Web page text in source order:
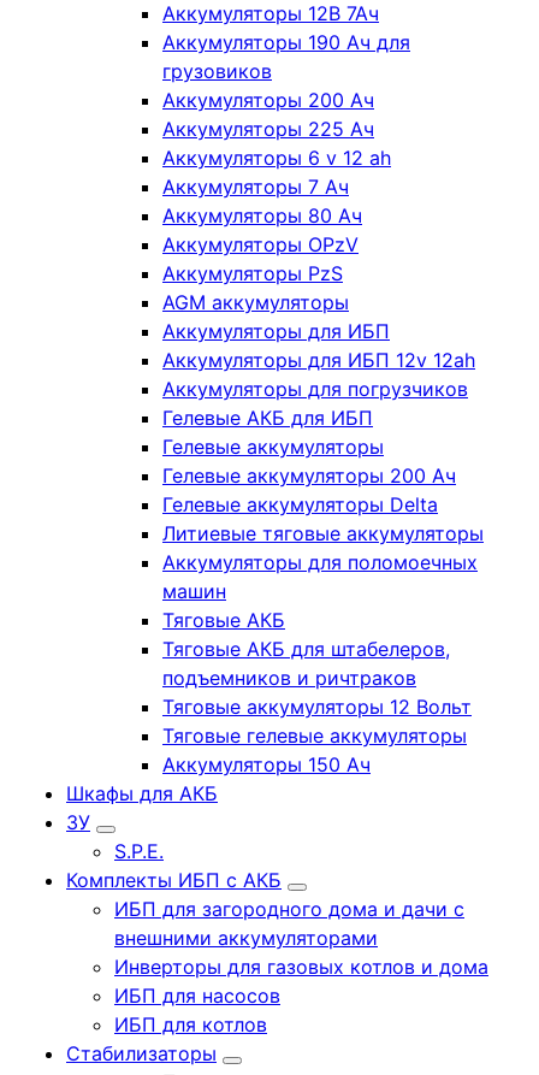
Аккумуляторы 12В 7Ач
Аккумуляторы 190 Ач для
грузовиков
Аккумуляторы 200 Ач
Аккумуляторы 225 Ач
Аккумуляторы 6 v 12 ah
Аккумуляторы 7 Ач
Аккумуляторы 80 Ач
Аккумуляторы OPzV
Аккумуляторы PzS
AGM аккумуляторы
Аккумуляторы для ИБП
Аккумуляторы для ИБП 12v 12ah
Аккумуляторы для погрузчиков
Гелевые АКБ для ИБП
Гелевые аккумуляторы
Гелевые аккумуляторы 200 Ач
Гелевые аккумуляторы Delta
Литиевые тяговые аккумуляторы
Аккумуляторы для поломоечных
машин
Тяговые АКБ
Тяговые АКБ для штабелеров,
подъемников и ричтраков
Тяговые аккумуляторы 12 Вольт
Тяговые гелевые аккумуляторы
Аккумуляторы 150 Ач
Шкафы для АКБ
ЗУ
S.P.E.
Комплекты ИБП с АКБ
ИБП для загородного дома и дачи с
внешними аккумуляторами
Инверторы для газовых котлов и дома
ИБП для насосов
ИБП для котлов
Стабилизаторы